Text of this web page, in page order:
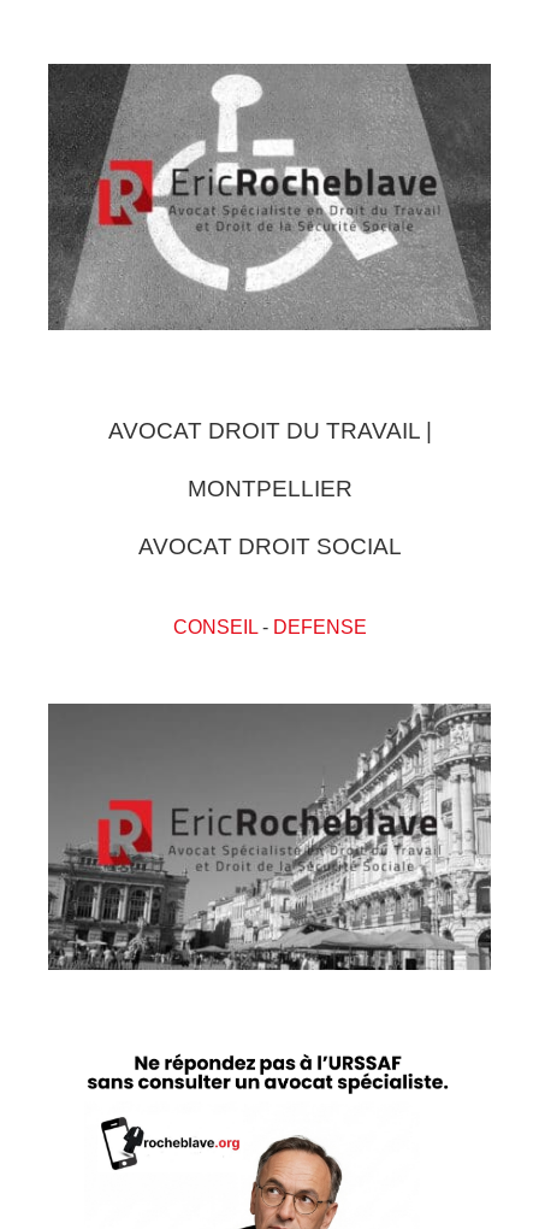
AVOCAT DROIT DU TRAVAIL |
MONTPELLIER
AVOCAT DROIT SOCIAL
CONSEIL- DEFENSE